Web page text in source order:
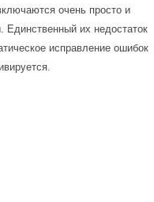
очень просто и
их недостаток
исправление ошибок